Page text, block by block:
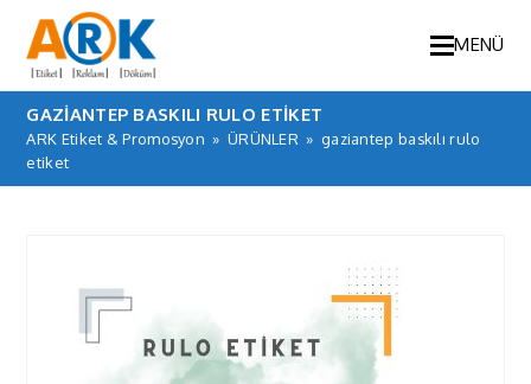
MENÜ
GAZIANTEP BASKILI RULO ETIKET
ARK Etiket & Promosyon » ÜRÜNLER » gaziantep baskılı rulo
etiket